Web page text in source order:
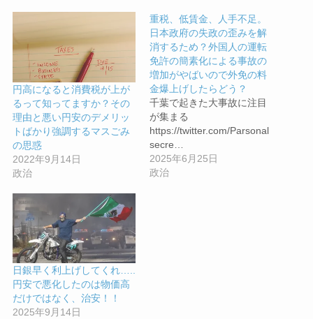
円高になると消費税が上が
るって知ってますか？その
理由と悪い円安のデメリッ
トばかり強調するマスごみ
の思惑
2022年9月14日
政治
重税、低賃金、人手不足。
日本政府の失政の歪みを解
消するため？外国人の運転
免許の簡素化による事故の
増加がやばいので外免の料
金爆上げしたらどう？
千葉で起きた大事故に注目
が集まる
https://twitter.com/Parsonal
secre…
2025年6月25日
政治
日銀早く利上げしてくれ…..
円安で悪化したのは物価高
だけではなく、治安！！
2025年9月14日